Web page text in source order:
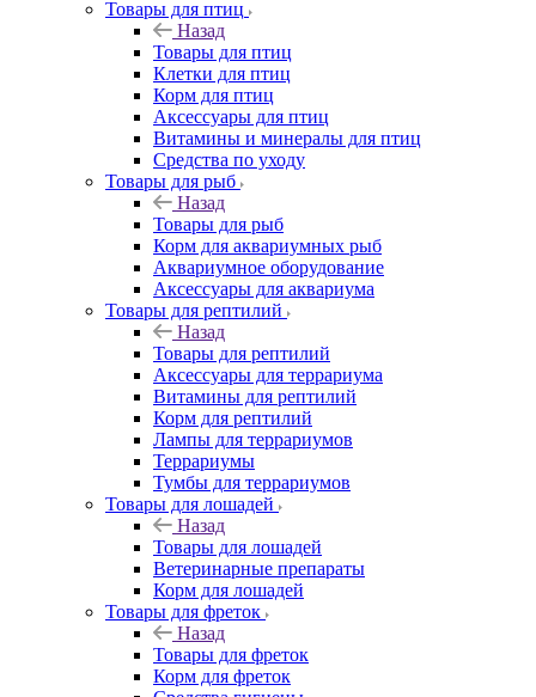
Товары для птиц
Назад
Товары для птиц
Клетки для птиц
Корм для птиц
Аксессуары для птиц
Витамины и минералы для птиц
Средства по уходу
Товары для рыб
Назад
Товары для рыб
Корм для аквариумных рыб
Аквариумное оборудование
Аксессуары для аквариума
Товары для рептилий
Назад
Товары для рептилий
Аксессуары для террариума
Витамины для рептилий
Корм для рептилий
Лампы для террариумов
Террариумы
Тумбы для террариумов
Товары для лошадей
Назад
Товары для лошадей
Ветеринарные препараты
Корм для лошадей
Товары для фреток
Назад
Товары для фреток
Корм для фреток